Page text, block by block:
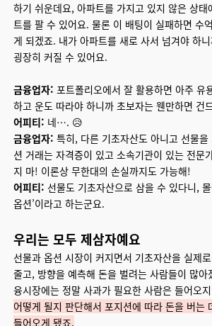
하기 쉬운데요, 아파트를 가지고 있지 않은 상태
트를 팔 수 있어요. 물론 이 배팅이 실패하면 수
게 되겠죠. 내가 아파트를 새로 사서 넘겨야 하
굉장히 커질 수 있어요.
금융업자: 포트폴리오에서 잘 활용하면 아주 유
하고 운도 따라야 하니까 초보자는 웬만하면 건
어피티: 네…. 😥
금융업자: 특히, 다른 기초자산도 아니고 선물
션 거래는 자격증이 있고 소속기관이 있는 전문
지 마! 이론상 무한대의 손실까지도 가능해!
어피티: 선물도 기초자산으로 삼을 수 있다니,
옵션’이라고 하는군요.
우리는 모두 제삼자예요
선물과 옵션 시장이 커지면서 기초자산을 실제
줄고, 방향을 예측해 돈을 벌려는 사람들이 많
융시장에는 정말 사과가 필요한 사람은 들어오
어떻게 될지 판단해서 포지션에 따라 돈을 버는
들어오게 됐죠.